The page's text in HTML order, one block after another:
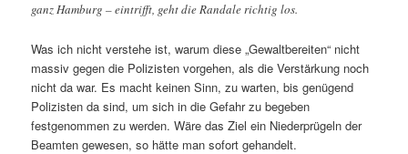
ganz Hamburg – eintrifft, geht die Randale richtig los.
Was ich nicht verstehe ist, warum diese „Gewaltbereiten“ nicht
massiv gegen die Polizisten vorgehen, als die Verstärkung noch
nicht da war. Es macht keinen Sinn, zu warten, bis genügend
Polizisten da sind, um sich in die Gefahr zu begeben
festgenommen zu werden. Wäre das Ziel ein Niederprügeln der
Beamten gewesen, so hätte man sofort gehandelt.